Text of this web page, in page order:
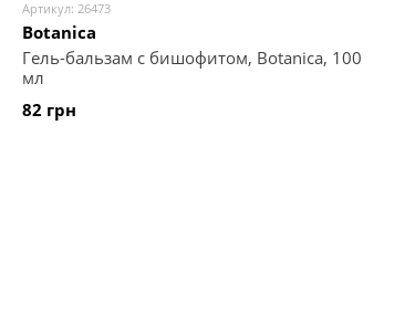
Артикул: 26473
Botanica
Гель-бальзам с бишофитом, Botanica, 100
мл
82 грн